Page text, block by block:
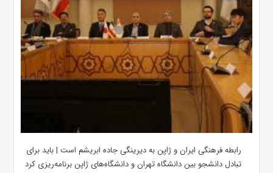
رابطه فرهنگی ایران و ژاپن به دیرینگی جاده ابریشم است | باید برای
تبادل دانشجو بین دانشگاه تهران و دانشگاه‌های ژاپن برنامه‌ریزی کرد